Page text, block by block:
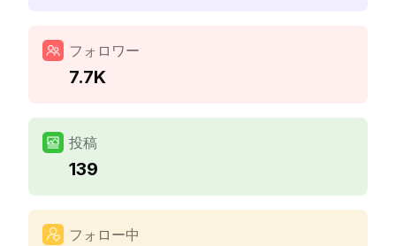
フォロワー
7.7K
投稿
139
フォロー中